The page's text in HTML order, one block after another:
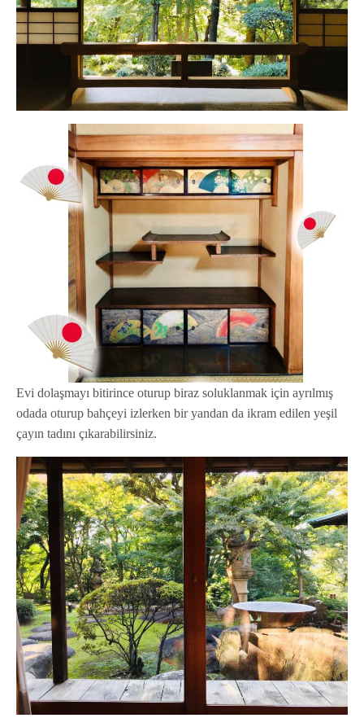
Evi dolaşmayı bitirince oturup biraz soluklanmak için ayrılmış
odada oturup bahçeyi izlerken bir yandan da ikram edilen yeşil
çayın tadını çıkarabilirsiniz.